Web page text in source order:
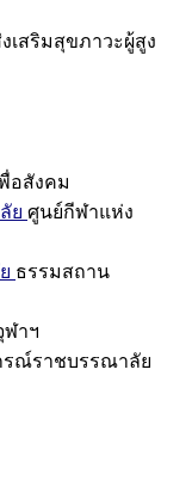
เสริมสุขภาวะผู้สูง
อสังคม
ย ศูนย์กีฬาแห่ง
ธรรมสถาน
ฬาฯ
รณ์ราชบรรณาลัย